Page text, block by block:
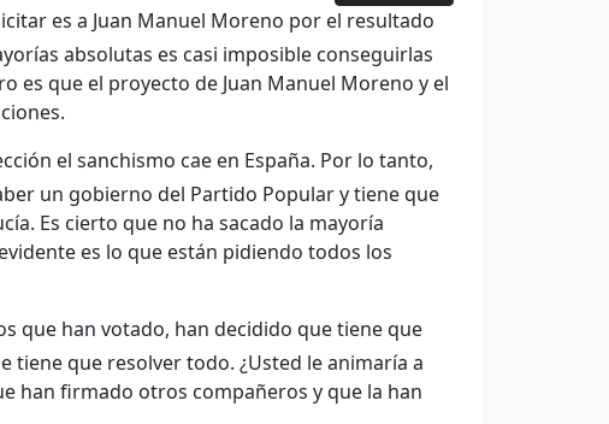
es a Juan Manuel Moreno por el resultado
absolutas es casi imposible conseguirlas
es que el proyecto de Juan Manuel Moreno y el
el sanchismo cae en España. Por lo tanto,
un gobierno del Partido Popular y tiene que
Es cierto que no ha sacado la mayoría
es lo que están pidiendo todos los
que han votado, han decidido que tiene que
tiene que resolver todo. ¿Usted le animaría a
han firmado otros compañeros y que la han